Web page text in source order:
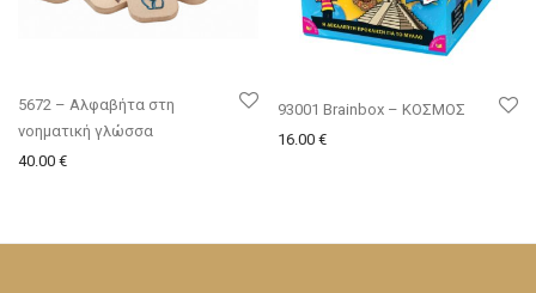
5672 – Αλφαβήτα στη
νοηματική γλώσσα
40.00 €
93001 Brainbox – ΚΟΣΜΟΣ
16.00 €